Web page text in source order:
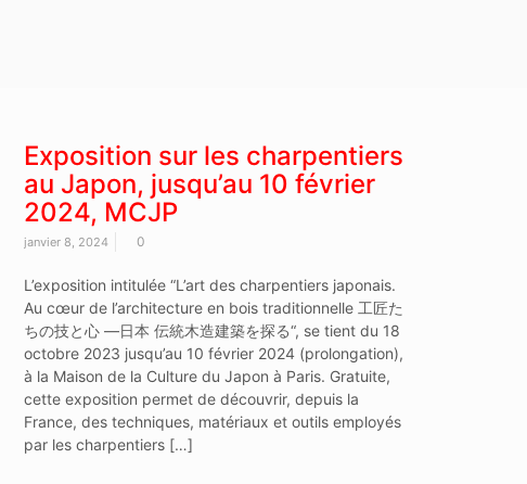
Exposition sur les charpentiers
au Japon, jusqu’au 10 février
2024, MCJP
janvier 8, 2024 0
L’exposition intitulée “L’art des charpentiers japonais.
Au cœur de l’architecture en bois traditionnelle 工匠た
ちの技と心 ―日本 伝統木造建築を探る“, se tient du 18
octobre 2023 jusqu’au 10 février 2024 (prolongation),
à la Maison de la Culture du Japon à Paris. Gratuite,
cette exposition permet de découvrir, depuis la
France, des techniques, matériaux et outils employés
par les charpentiers […]